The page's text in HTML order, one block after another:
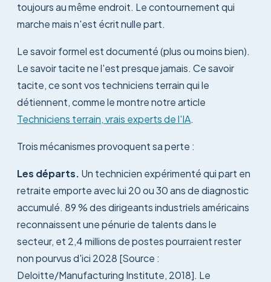
toujours au même endroit. Le contournement qui
marche mais n'est écrit nulle part.
Le savoir formel est documenté (plus ou moins bien).
Le savoir tacite ne l'est presque jamais. Ce savoir
tacite, ce sont vos techniciens terrain qui le
détiennent, comme le montre notre article
Techniciens terrain, vrais experts de l'IA.
Trois mécanismes provoquent sa perte :
Les départs. Un technicien expérimenté qui part en
retraite emporte avec lui 20 ou 30 ans de diagnostic
accumulé. 89 % des dirigeants industriels américains
reconnaissent une pénurie de talents dans le
secteur, et 2,4 millions de postes pourraient rester
non pourvus d'ici 2028 [Source :
Deloitte/Manufacturing Institute, 2018]. Le